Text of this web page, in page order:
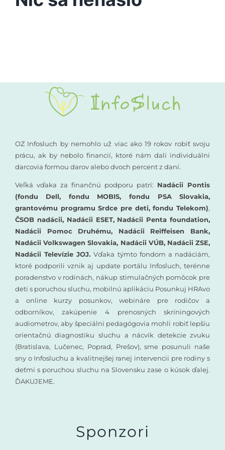
Vyšetrenia sluchu
Rané poradenstvo
Vzdelávanie
OZ Infosluch by nemohlo už viac ako 19 rokov robiť svoju
prácu, ak by nebolo financií, ktoré nám dali individuálni
darcovia formou darov alebo dvoch percent z daní.
Veľká vďaka za finančnú podporu patrí: Nadácii Pontis
(fondu Dell, fondu MOBIS, fondu PSA Slovakia,
grantovému programu Srdce pre deti, fondu Telekom),
ČSOB nadácii, Nadácii ESET, Nadácii Penta foundation,
Nadácii Pomoc Druhému, Nadácii Reiffeisen Bank,
Nadácii Volkswagen Slovakia, Nadácii VÚB, Nadácii ZSE,
Nadácii Televízie JOJ.Vďaka týmto fondom a nadáciám,
ktoré podporili vznik aj update portálu Infosluch, terénne
poradenstvo v rodinách, nákup stimulačných pomôcok pre
deti s poruchou sluchu, mobilnú aplikáciu Posunkuj HRAvo
a online kurzy posunkov, webináre pre rodičov a
odborníkov, zakúpenie 4 prenosných skríningových
audiometrov, aby špeciálni pedagógovia mohli robiť lepšiu
orientačnú diagnostiku sluchu a nácvik detekcie zvuku
(Bratislava, Lučenec, Poprad, Prešov), sme posunuli naše
sny o Infosluchu a kvalitnejšej ranej intervencii pre rodiny s
deťmi s poruchou sluchu na Slovensku zase o kúsok ďalej.
ĎAKUJEME.
Sponzori